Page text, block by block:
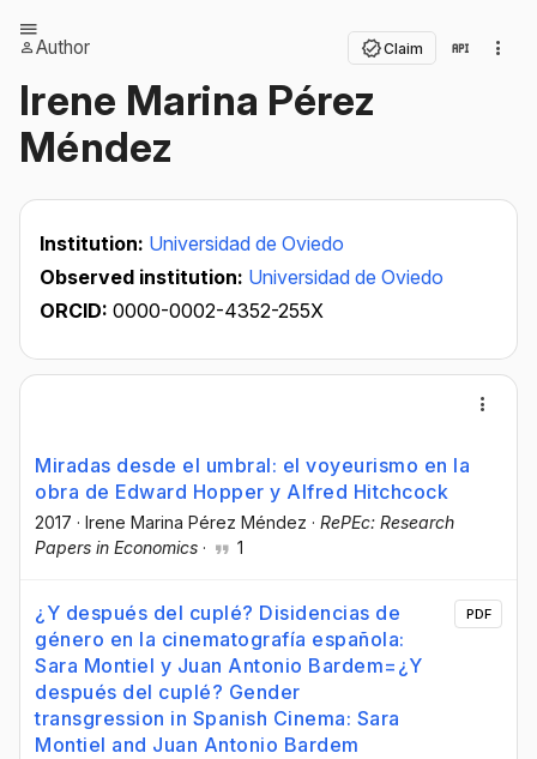
Author Claim
Irene Marina Pérez
Méndez
Institution: Universidad de Oviedo
Observed institution: Universidad de Oviedo
ORCID: 0000-0002-4352-255X
Miradas desde el umbral: el voyeurismo en la
obra de Edward Hopper y Alfred Hitchcock
2017 · Irene Marina Pérez Méndez · RePEc: Research
Papers in Economics · 1
¿Y después del cuplé? Disidencias de
género en la cinematografía española:
Sara Montiel y Juan Antonio Bardem=¿Y
después del cuplé? Gender
transgression in Spanish Cinema: Sara
Montiel and Juan Antonio Bardem
PDF